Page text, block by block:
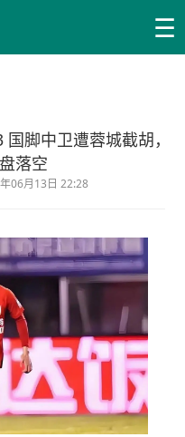
☰
脚中卫遭蓉城截胡，
落空
06月13日 22:28